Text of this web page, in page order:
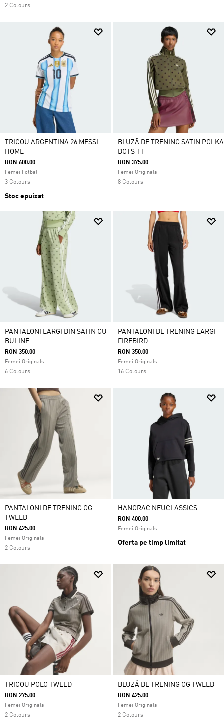
2 Colours
TRICOU ARGENTINA 26 MESSI
HOME
RON 600.00
Femei Fotbal
3 Colours
Stoc epuizat
BLUZĂ DE TRENING SATIN POLKA
DOTS TT
RON 375.00
Femei Originals
8 Colours
PANTALONI LARGI DIN SATIN CU
BULINE
RON 350.00
Femei Originals
6 Colours
PANTALONI DE TRENING LARGI
FIREBIRD
RON 350.00
Femei Originals
16 Colours
PANTALONI DE TRENING OG
TWEED
RON 425.00
Femei Originals
2 Colours
HANORAC NEUCLASSICS
RON 400.00
Femei Originals
Oferta pe timp limitat
TRICOU POLO TWEED
RON 275.00
Femei Originals
2 Colours
BLUZĂ DE TRENING OG TWEED
RON 425.00
Femei Originals
2 Colours